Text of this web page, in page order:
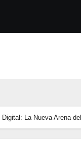
Digital: La Nueva Arena